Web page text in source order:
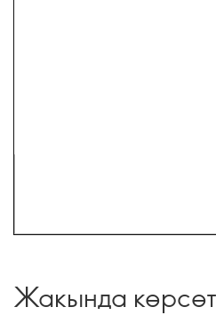
Жакында